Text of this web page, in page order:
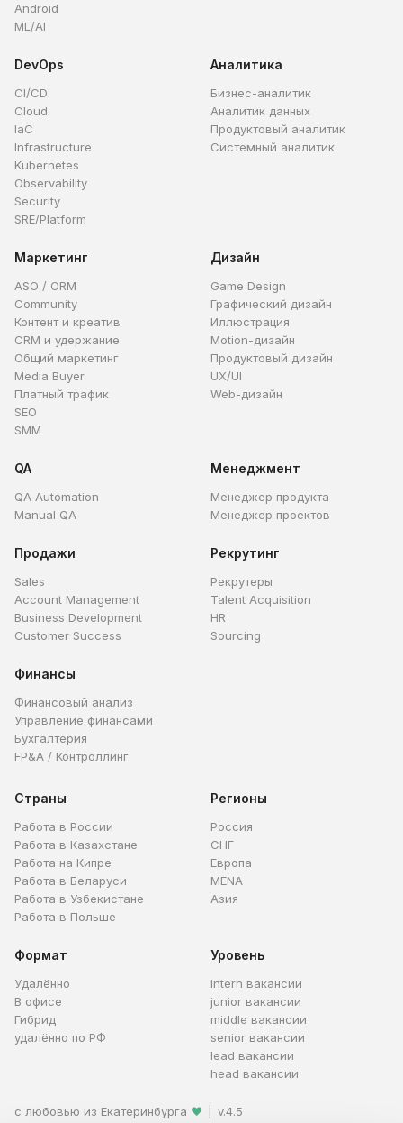
Android
ML/AI
DevOps
CI/CD
Cloud
IaC
Infrastructure
Kubernetes
Observability
Security
SRE/Platform
Аналитика
Бизнес-аналитик
Аналитик данных
Продуктовый аналитик
Системный аналитик
Маркетинг
ASO / ORM
Community
Контент и креатив
CRM и удержание
Общий маркетинг
Media Buyer
Платный трафик
SEO
SMM
Дизайн
Game Design
Графический дизайн
Иллюстрация
Motion-дизайн
Продуктовый дизайн
UX/UI
Web-дизайн
QA
QA Automation
Manual QA
Менеджмент
Менеджер продукта
Менеджер проектов
Продажи
Sales
Account Management
Business Development
Customer Success
Рекрутинг
Рекрутеры
Talent Acquisition
HR
Sourcing
Финансы
Финансовый анализ
Управление финансами
Бухгалтерия
FP&A / Контроллинг
Страны
Работа в России
Работа в Казахстане
Работа на Кипре
Работа в Беларуси
Работа в Узбекистане
Работа в Польше
Регионы
Россия
СНГ
Европа
MENA
Азия
Формат
Удалённо
В офисе
Гибрид
удалённо по РФ
Уровень
intern вакансии
junior вакансии
middle вакансии
senior вакансии
lead вакансии
head вакансии
с любовью из Екатеринбурга ❤ v.4.5